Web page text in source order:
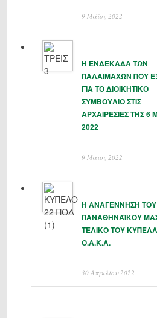
9 Μάϊος 2022
Η ΕΝΔΕΚΑΔΑ ΤΩΝ
ΠΑΛΑΙΜΑΧΩΝ ΠΟΥ
ΓΙΑ ΤΟ ΔΙΟΙΚΗΤΙΚΟ
ΣΥΜΒΟΥΛΙΟ ΣΤΙΣ
ΑΡΧΑΙΡΕΣΙΕΣ ΤΗΣ 6
2022
9 Μάϊος 2022
Η ΑΝΑΓΕΝΝΗΣΗ ΤΟΥ
ΠΑΝΑΘΗΝΑΪΚΟΥ
ΤΕΛΙΚΟ ΤΟΥ
Ο.Α.Κ.Α.
30 Απριλίου 2022